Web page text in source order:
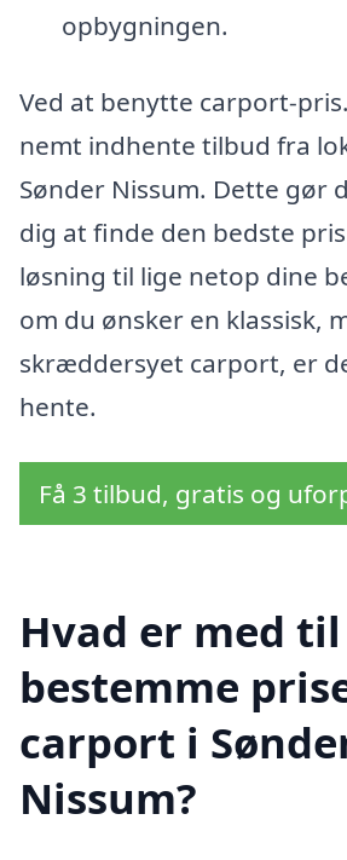
opbygningen.
Ved at benytte carport-
nemt indhente tilbud fra
Sønder Nissum. Dette gør
dig at finde den bedste
løsning til lige netop dine
om du ønsker en klassisk,
skræddersyet carport, er
hente.
Få 3 tilbud, gratis og
Hvad er med
bestemme
carport i
Nissum?